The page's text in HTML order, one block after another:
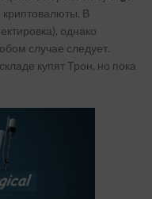
криптовалюты. В
однако
случае следует.
купят Трон, но пока